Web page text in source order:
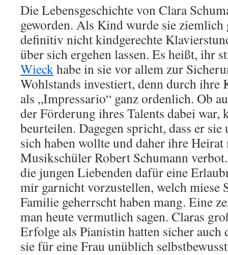
Die Lebensgeschichte von Clara
geworden. Als Kind wurde sie
definitiv nicht kindgerechte
über sich ergehen lassen. Es heißt, ihr
Wieck habe in sie vor allem zur
Wohlstands investiert, denn durch ihre
als „Impressario“ ganz ordenlich. Ob
der Förderung ihres Talents dabei war,
beurteilen. Dagegen spricht, dass er
sich haben wollte und daher ihre
Musikschüler Robert Schumann
die jungen Liebenden dafür eine
mir garnicht vorzustellen, welch miese
Familie geherrscht haben mang. Eine
man heute vermutlich sagen. Claras
Erfolge als Pianistin hatten sicher auch
sie für eine Frau unüblich